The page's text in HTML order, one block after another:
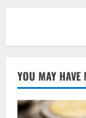
YOU MAY HAVE